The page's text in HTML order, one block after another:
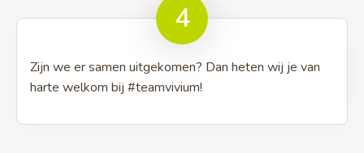
4
Zijn we er samen uitgekomen? Dan heten wij je van
harte welkom bij #teamvivium!